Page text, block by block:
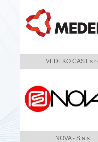
MEDEKO CAST
NOVA - S a.s.